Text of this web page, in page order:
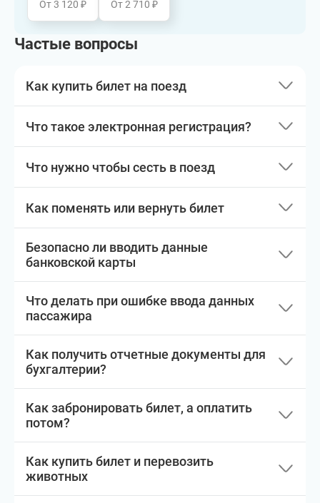
От 3 120 ₽ От 2 710 ₽
Частые вопросы
Как купить билет на поезд
Что такое электронная регистрация?
Что нужно чтобы сесть в поезд
Как поменять или вернуть билет
Безопасно ли вводить данные
банковской карты
Что делать при ошибке ввода данных
пассажира
Как получить отчетные документы для
бухгалтерии?
Как забронировать билет, а оплатить
потом?
Как купить билет и перевозить
животных